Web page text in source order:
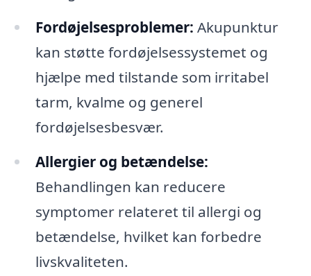
Fordøjelsesproblemer: Akupunktur
kan støtte fordøjelsessystemet og
hjælpe med tilstande som irritabel
tarm, kvalme og generel
fordøjelsesbesvær.
Allergier og betændelse:
Behandlingen kan reducere
symptomer relateret til allergi og
betændelse, hvilket kan forbedre
livskvaliteten.